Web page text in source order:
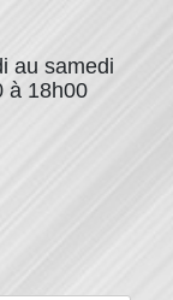
au samedi
à 18h00